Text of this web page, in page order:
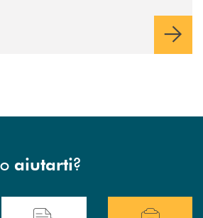
aiutarti?
delle filiali .
Hai bisogno di assistenza immediata?
Hai bisogno di